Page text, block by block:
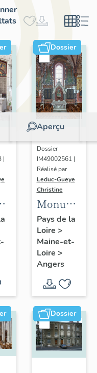
|
Dossier
Aperçu
Dossier
IM49002561 |
Réalisé par
Leduc-Gueye
Christine
Monument
aux
morts,
église
paroissiale
Sainte-
Thérèse
d'Angers
Pays de la
Loire >
Maine-et-
Loire >
Angers
Dossier